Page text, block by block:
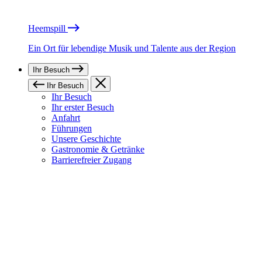
Heemspill
Ein Ort für lebendige Musik und Talente aus der Region
Ihr Besuch
Ihr Besuch
Ihr Besuch
Ihr erster Besuch
Anfahrt
Führungen
Unsere Geschichte
Gastronomie & Getränke
Barrierefreier Zugang